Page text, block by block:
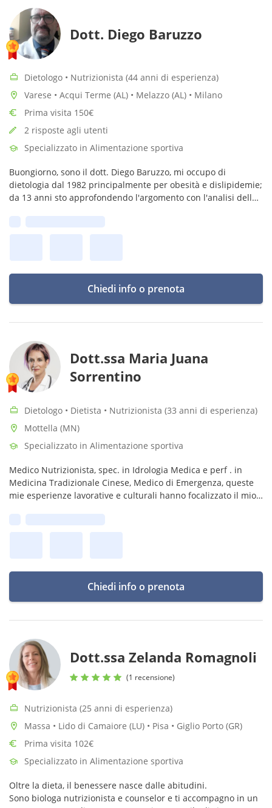
Dott. Diego Baruzzo
Dietologo • Nutrizionista (44 anni di esperienza)
Varese • Acqui Terme (AL) • Melazzo (AL) • Milano
Prima visita 150€
2 risposte agli utenti
Specializzato in Alimentazione sportiva
Buongiorno, sono il dott. Diego Baruzzo, mi occupo di
dietologia dal 1982 principalmente per obesità e dislipidemie;
da 13 anni sto approfondendo l'argomento con l'analisi della
Chiedi info o prenota
Dott.ssa Maria Juana
Sorrentino
Dietologo • Dietista • Nutrizionista (33 anni di esperienza)
Mottella (MN)
Specializzato in Alimentazione sportiva
Medico Nutrizionista, spec. in Idrologia Medica e perf . in
Medicina Tradizionale Cinese, Medico di Emergenza, queste
mie esperienze lavorative e culturali hanno focalizzato il mio
Chiedi info o prenota
Dott.ssa Zelanda Romagnoli
(1 recensione)
Nutrizionista (25 anni di esperienza)
Massa • Lido di Camaiore (LU) • Pisa • Giglio Porto (GR)
Prima visita 102€
Specializzato in Alimentazione sportiva
Oltre la dieta, il benessere nasce dalle abitudini.
Sono biologa nutrizionista e counselor e ti accompagno in un